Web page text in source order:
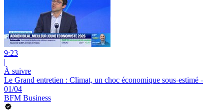
9:23
|
À suivre
Le Grand entretien : Climat, un choc économique sous-estimé -
01/04
BFM Business